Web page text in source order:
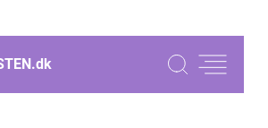
dk